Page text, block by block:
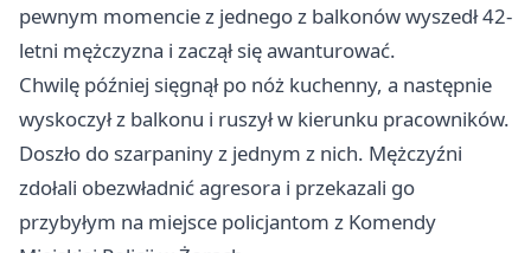
pewnym momencie z jednego z balkonów wyszedł 42-
letni mężczyzna i zaczął się awanturować.
Chwilę później sięgnął po nóż kuchenny, a następnie
wyskoczył z balkonu i ruszył w kierunku pracowników.
Doszło do szarpaniny z jednym z nich. Mężczyźni
zdołali obezwładnić agresora i przekazali go
przybyłym na miejsce policjantom z Komendy